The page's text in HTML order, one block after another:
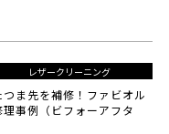
レザークリーニング
ま先を補修！ファビオル
事例（ビフォーアフタ